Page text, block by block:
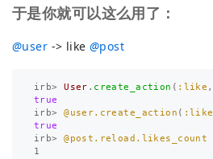
于是你就可以这么用了：
@user -> like @post
irb> User . create_action ( :like ,
true
irb> @user.create_action ( :like
true
irb>
@post.reload.likes_count
1